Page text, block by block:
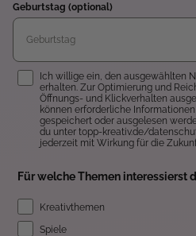
Geburtstag (optional)
Einwilligung
Ich willige ein, den ausgewählten
erhalten. Zur Optimierung und
Öffnungs- und Klickverhalten
können erforderliche
gespeichert oder ausgelesen
du unter topp-kreativ.de/
jederzeit mit Wirkung für die
Für welche Themen interessierst
Kreativthemen
Spiele